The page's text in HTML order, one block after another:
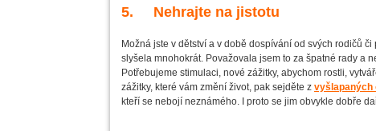
5. Nehrajte na jistotu
Možná jste v dětství a v době dospívání od svých rodičů
slyšela mnohokrát. Považovala jsem to za špatné rady a
Potřebujeme stimulaci, nové zážitky, abychom rostli,
zážitky, které vám změní život, pak sejděte z vyšlapaných
kteří se nebojí neznámého. I proto se jim obvykle dobře